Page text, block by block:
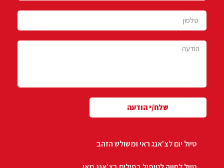
טיול יום לצ'אנג ראי ומשולש הזהב
שלח/י הודעה